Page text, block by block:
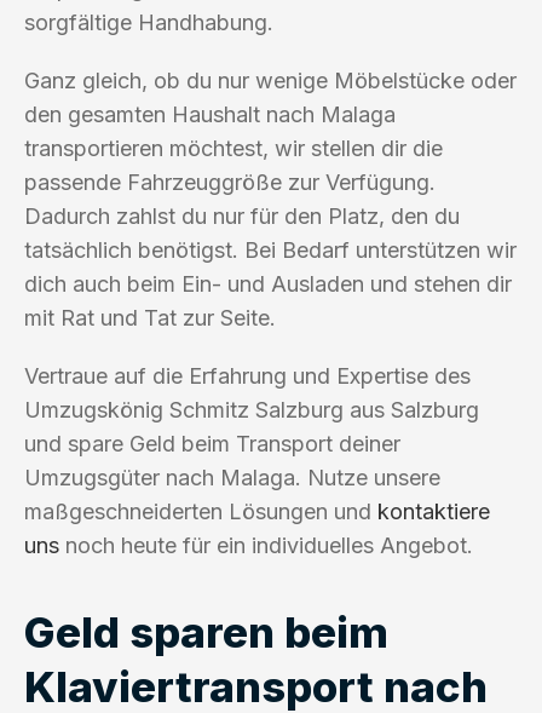
sorgfältige Handhabung.
Ganz gleich, ob du nur wenige Möbelstücke oder
den gesamten Haushalt nach Malaga
transportieren möchtest, wir stellen dir die
passende Fahrzeuggröße zur Verfügung.
Dadurch zahlst du nur für den Platz, den du
tatsächlich benötigst. Bei Bedarf unterstützen wir
dich auch beim Ein- und Ausladen und stehen dir
mit Rat und Tat zur Seite.
Vertraue auf die Erfahrung und Expertise des
Umzugskönig Schmitz Salzburg aus Salzburg
und spare Geld beim Transport deiner
Umzugsgüter nach Malaga. Nutze unsere
maßgeschneiderten Lösungen und kontaktiere
uns noch heute für ein individuelles Angebot.
Geld sparen beim
Klaviertransport nach